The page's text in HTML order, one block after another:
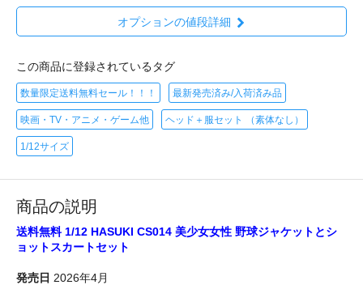
オプションの値段詳細
この商品に登録されているタグ
数量限定送料無料セール！！！ 最新発売済み/入荷済み品
映画・TV・アニメ・ゲーム他 ヘッド＋服セット （素体なし）
1/12サイズ
商品の説明
送料無料 1/12 HASUKI CS014 美少女女性 野球ジャケットとシ
ョットスカートセット
発売日 2026年4月